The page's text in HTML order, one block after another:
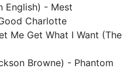
English) - Mest
Charlotte
Me Get What I Want (The
Browne) - Phantom